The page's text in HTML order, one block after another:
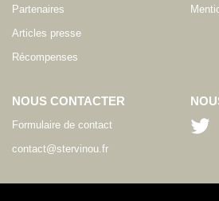
Partenaires
Articles presse
Récompenses
NOUS CONTACTER
Formulaire de contact
contact@stervinou.fr